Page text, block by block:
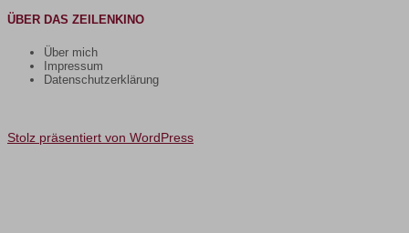
ÜBER DAS ZEILENKINO
Über mich
Impressum
Datenschutzerklärung
Stolz präsentiert von WordPress